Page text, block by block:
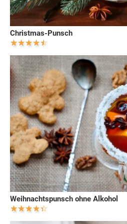
Christmas-Punsch
Weihnachtspunsch ohne Alkohol